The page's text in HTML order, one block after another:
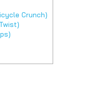
Crunch)